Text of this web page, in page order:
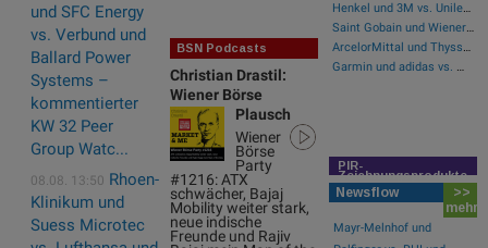
und SFC Energy
vs. Verbund und
Ballard Power
Systems –
kommentierter
KW 32 Peer
Group Watc...
08.08. 13:50 Rhoen-
Klinikum und
Suess Microtec
BSN Podcasts
Christian Drastil:
Wiener Börse
Plausch
Wiener
Börse
Party
#1216: ATX
schwächer, Bajaj
Mobility weiter stark,
neue indische
Freunde und Rajiv
Henkel und 3M vs. Unilever und Beiersdorf – kommentierter KW 32 Peer Group Watch Konsumgüter
Saint Gobain und Wienerberger vs. Bilfinger und HeidelbergCement – kommentierter KW 32 Peer Group Watch Bau & Baustoffe
ArcelorMittal und ThyssenKrupp vs. Salzgitter und voestalpine – kommentierter KW 32 Peer Group Watch Stahl
PIR-
Zeichnungsprodukte
Newsflow
>>
mehr
Mayr-Melnhof und